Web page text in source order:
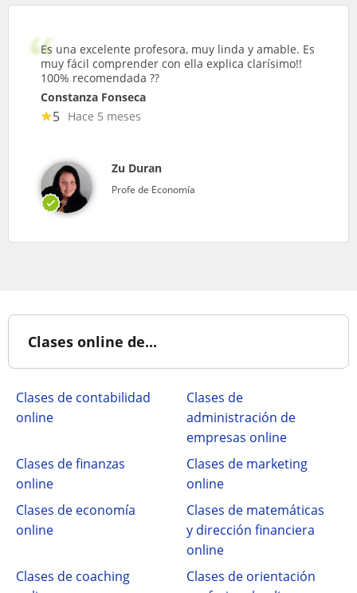
Es una excelente profesora, muy linda y amable. Es
muy fácil comprender con ella explica clarísimo!!
100% recomendada ??
Constanza Fonseca
5 Hace 5 meses
Zu Duran
Profe de Economía
Clases online de...
Clases de contabilidad
online
Clases de
administración de
empresas online
Clases de finanzas
online
Clases de marketing
online
Clases de economía
online
Clases de matemáticas
y dirección financiera
online
Clases de coaching
Clases de orientación